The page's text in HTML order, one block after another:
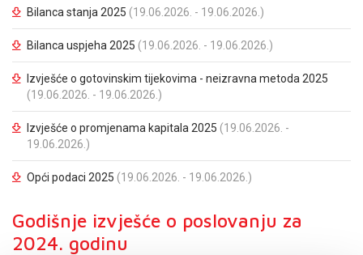
TELEFONSKI IMENIK
Bilanca stanja 2025 (19.06.2026. - 19.06.2026.)
Bilanca uspjeha 2025 (19.06.2026. - 19.06.2026.)
Izvješće o gotovinskim tijekovima - neizravna metoda 2025
(19.06.2026. - 19.06.2026.)
Izvješće o promjenama kapitala 2025 (19.06.2026. -
19.06.2026.)
Opći podaci 2025 (19.06.2026. - 19.06.2026.)
Godišnje izvješće o poslovanju za
2024. godinu